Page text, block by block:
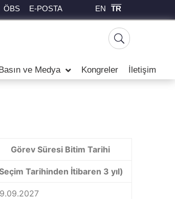
ÖBS E-POSTA EN TR
ve Medya Kongreler İletişim
Görev Süresi Bitim Tarihi
Tarihinden İtibaren 3 yıl)